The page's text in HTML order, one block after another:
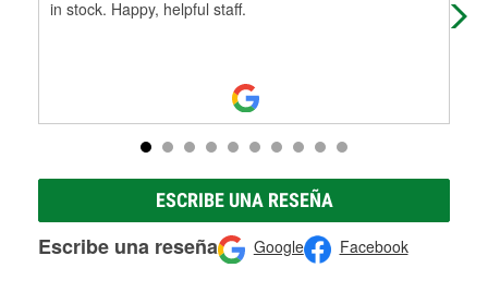
in stock. Happy, helpful staff.
ESCRIBE UNA RESEÑA
Escribe una reseña Google Facebook